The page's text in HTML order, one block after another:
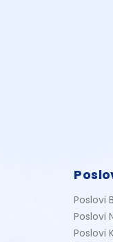
Poslovi
Poslovi
Poslovi